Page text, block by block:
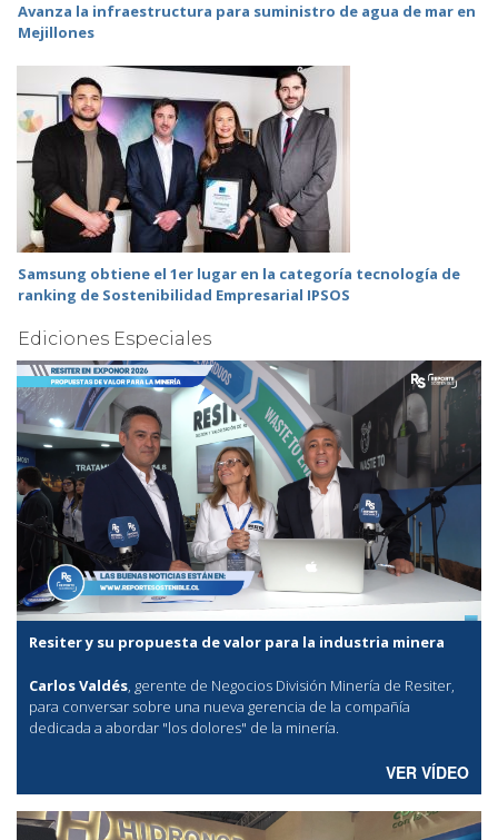
Avanza la infraestructura para suministro de agua de mar en
Mejillones
Samsung obtiene el 1er lugar en la categoría tecnología de
ranking de Sostenibilidad Empresarial IPSOS
Ediciones Especiales
Resiter y su propuesta de valor para la industria minera
Carlos Valdés, gerente de Negocios División Minería de Resiter,
para conversar sobre una nueva gerencia de la compañía
dedicada a abordar "los dolores" de la minería.
VER VÍDEO